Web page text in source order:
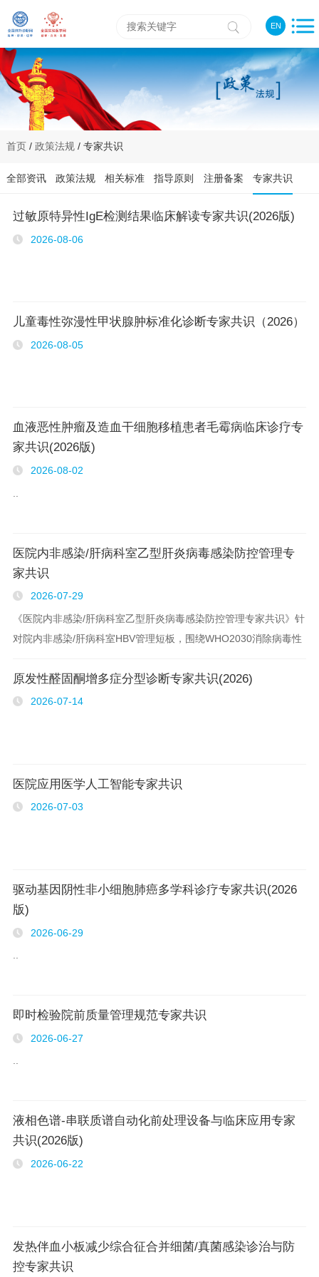
EN
首页/ 政策法规/ 专家共识
全部资讯 政策法规 相关标准 指导原则 注册备案 专家共识
过敏原特异性IgE检测结果临床解读专家共识(2026版)
2026-08-06
儿童毒性弥漫性甲状腺肿标准化诊断专家共识（2026）
2026-08-05
血液恶性肿瘤及造血干细胞移植患者毛霉病临床诊疗专
家共识(2026版)
2026-08-02
医院内非感染/肝病科室乙型肝炎病毒感染防控管理专
家共识
2026-07-29
《医院内非感染/肝病科室乙型肝炎病毒感染防控管理专家共识》针
对院内非感染/肝病科室HBV管理短板，围绕WHO2030消除病毒性
块提炼如下： 一、标准..
原发性醛固酮增多症分型诊断专家共识(2026)
2026-07-14
医院应用医学人工智能专家共识
2026-07-03
驱动基因阴性非小细胞肺癌多学科诊疗专家共识(2026
版)
2026-06-29
..
即时检验院前质量管理规范专家共识
2026-06-27
..
液相色谱-串联质谱自动化前处理设备与临床应用专家
共识(2026版)
2026-06-22
发热伴血小板减少综合征合并细菌/真菌感染诊治与防
控专家共识